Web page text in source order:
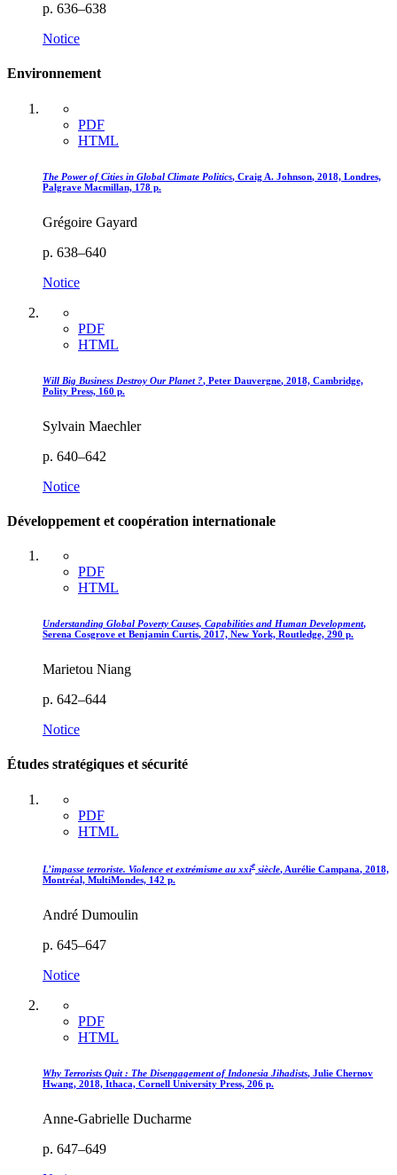
p. 636–638
Notice
Environnement
PDF
HTML
The Power of Cities in Global Climate Politics, Craig A. Johnson, 2018, Londres,
Palgrave Macmillan, 178 p.
Grégoire Gayard
p. 638–640
Notice
PDF
HTML
Will Big Business Destroy Our Planet ?, Peter Dauvergne, 2018, Cambridge,
Polity Press, 160 p.
Sylvain Maechler
p. 640–642
Notice
Développement et coopération internationale
PDF
HTML
Understanding Global Poverty Causes, Capabilities and Human Development,
Serena Cosgrove et Benjamin Curtis, 2017, New York, Routledge, 290 p.
Marietou Niang
p. 642–644
Notice
Études stratégiques et sécurité
PDF
HTML
L’impasse terroriste. Violence et extrémisme au xxie siècle, Aurélie Campana, 2018,
Montréal, MultiMondes, 142 p.
André Dumoulin
p. 645–647
Notice
PDF
HTML
Why Terrorists Quit : The Disengagement of Indonesia Jihadists, Julie Chernov
Hwang, 2018, Ithaca, Cornell University Press, 206 p.
Anne-Gabrielle Ducharme
p. 647–649